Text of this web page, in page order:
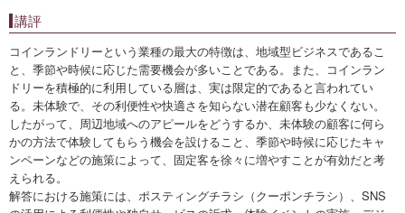
講評
コインランドリーという業種の最大の特徴は、地域型ビジネスであるこ
と、季節や時候に応じた需要機会が多いことである。また、コインラン
ドリーを積極的に利用している層は、実は限定的であると言われてい
る。未体験で、その利便性や快適さを知らない潜在顧客も少なくない。
したがって、周辺地域へのアピールをどうするか、未体験の顧客に何ら
かの方法で体験してもらう機会を設けること、季節や時候に応じたキャ
ンペーンなどの施策によって、固定客を徐々に増やすことが有効だと考
えられる。
解答における施策には、ポスティングチラシ（クーポンチラシ）、SNS